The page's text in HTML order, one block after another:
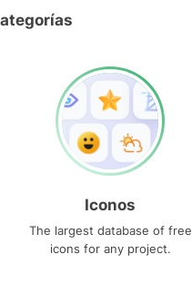
Iconos
The largest database of free
icons for any project.